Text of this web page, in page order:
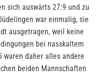
sich auswärts 27:9 und zu
war einmalig, sie
ausgetragen, weil keine
bei nasskaltem
waren daher alles andere
beiden Mannschaften